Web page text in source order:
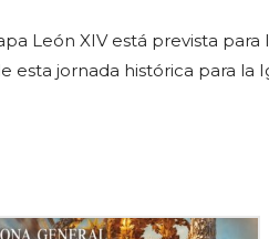
León XIV está prevista para
esta jornada histórica para la